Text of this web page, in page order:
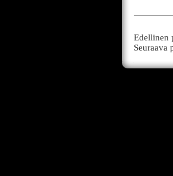
Edellinen
Seuraava